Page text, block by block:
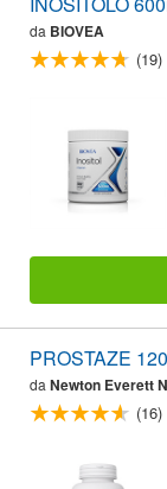
da BIOVEA
(19)
PROSTAZE
da Newton Everett
(16)